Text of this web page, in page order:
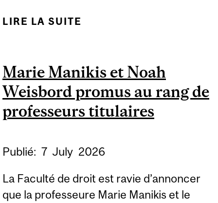
LIRE LA SUITE
PROFESSEURS
AGRÉGÉS AVEC
PERMANENCE
Marie Manikis et Noah
Weisbord promus au rang de
professeurs titulaires
Publié: 7 July 2026
La Faculté de droit est ravie d’annoncer
que la professeure Marie Manikis et le